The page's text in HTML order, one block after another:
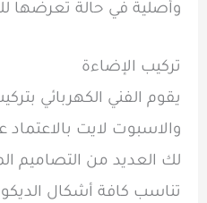
وأصلية في حالة تعرضها
تركيب الإضاءة
يقوم الفني الكهربائي
والاسبوت لايت
لك العديد من التصاميم
تناسب كافة أشكال